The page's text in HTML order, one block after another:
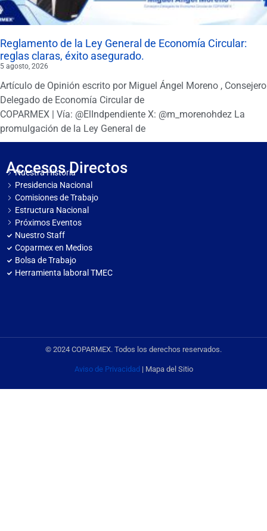
Reglamento de la Ley General de Economía Circular:
reglas claras, éxito asegurado.
5 agosto, 2026
Artículo de Opinión escrito por Miguel Ángel Moreno , Consejero
Delegado de Economía Circular de
COPARMEX | Vía: @ElIndpendiente X: @m_morenohdez La
promulgación de la Ley General de
Accesos Directos
Nuestra Historia
Presidencia Nacional
Comisiones de Trabajo
Estructura Nacional
Próximos Eventos
Nuestro Staff
Coparmex en Medios
Bolsa de Trabajo
Herramienta laboral TMEC
© 2024 COPARMEX. Todos los derechos reservados.
Aviso de Privacidad | Mapa del Sitio